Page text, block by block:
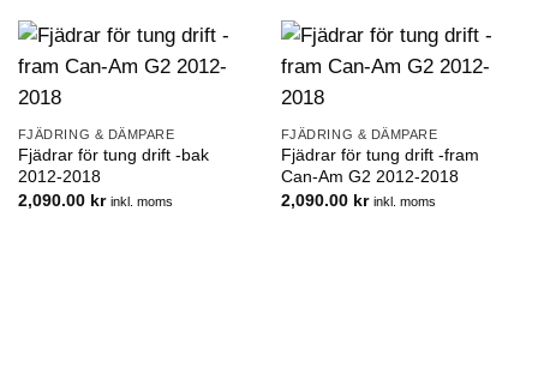
FJÄDRING & DÄMPARE
Fjädrar för tung drift -bak
2012-2018
2,090.00 kr inkl. moms
FJÄDRING & DÄMPARE
Fjädrar för tung drift -fram
Can-Am G2 2012-2018
2,090.00 kr inkl. moms